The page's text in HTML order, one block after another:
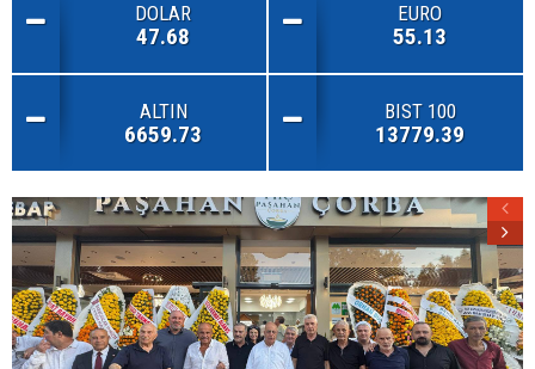
DOLAR
47.68
EURO
55.13
ALTIN
6659.73
BIST 100
13779.39